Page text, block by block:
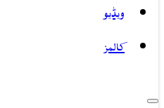
ویڈیو
کالمز